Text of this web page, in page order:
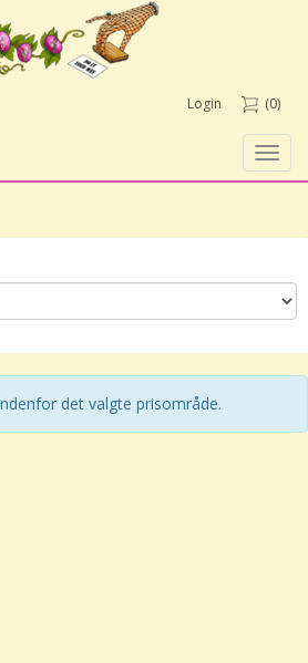
Login (0)
det valgte prisområde.